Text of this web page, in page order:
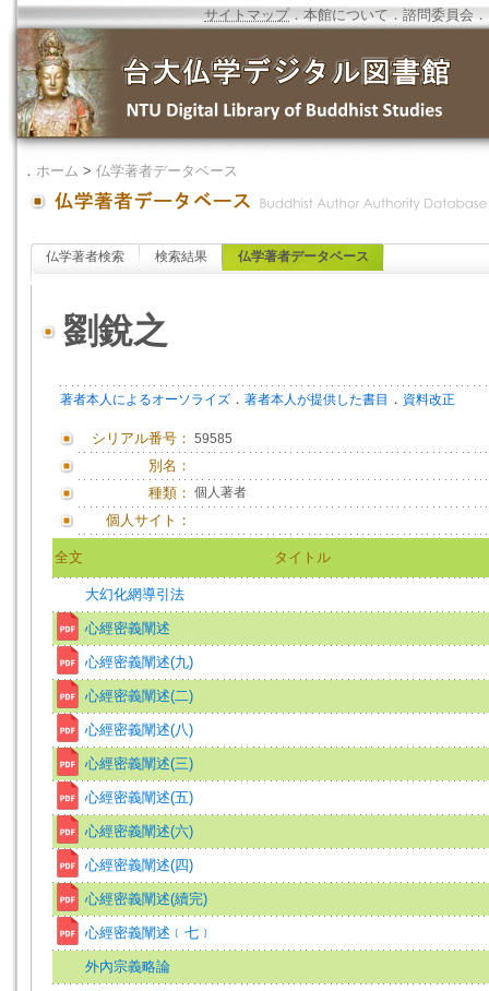
サイトマップ．本館について ．諮問委員会 ．
． ホーム > 仏学著者データベース
仏学著者検索 検索結果 仏学著者データベース
劉銳之
著者本人によるオーソライズ ． 著者本人が提供した書目 ． 資料改正
シリアル番号： 59585
別名：
種類： 個人著者
個人サイト：
全文 タイトル
大幻化網導引法
心經密義闡述
心經密義闡述(九)
心經密義闡述(二)
心經密義闡述(八)
心經密義闡述(三)
心經密義闡述(五)
心經密義闡述(六)
心經密義闡述(四)
心經密義闡述(續完)
心經密義闡述﹝七﹞
外內宗義略論